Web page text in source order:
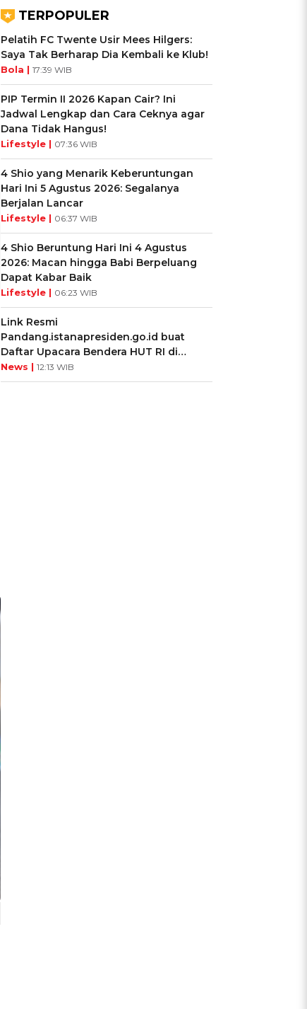
TERPOPULER
Pelatih FC Twente Usir Mees Hilgers:
Saya Tak Berharap Dia Kembali ke Klub!
Bola | 17:39 WIB
PIP Termin II 2026 Kapan Cair? Ini
Jadwal Lengkap dan Cara Ceknya agar
Dana Tidak Hangus!
Lifestyle | 07:36 WIB
4 Shio yang Menarik Keberuntungan
Hari Ini 5 Agustus 2026: Segalanya
Berjalan Lancar
Lifestyle | 06:37 WIB
4 Shio Beruntung Hari Ini 4 Agustus
2026: Macan hingga Babi Berpeluang
Dapat Kabar Baik
Lifestyle | 06:23 WIB
Link Resmi
Pandang.istanapresiden.go.id buat
Daftar Upacara Bendera HUT RI di
Istana Negara
News | 12:13 WIB